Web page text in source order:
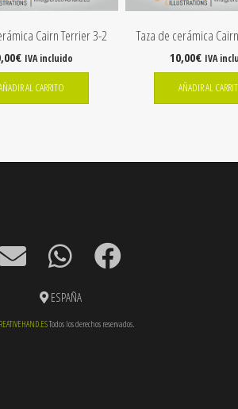
Cairn Terrier 3-2
€ IVA incluido
AL CARRITO
Taza de cerámica
10,00€ IVA
AÑADIR AL
ESPAÑA
Todos los derechos reservados.